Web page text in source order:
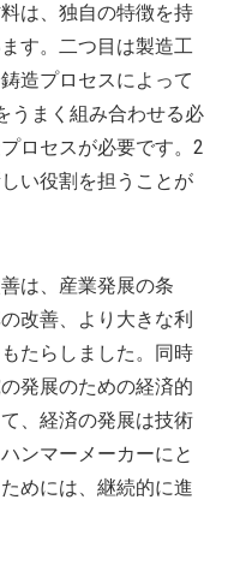
は、独自の特徴を持
す。二つ目は製造工
造プロセスによって
うまく組み合わせる必
ロセスが必要です。2
い役割を担うことが
は、産業発展の条
改善、より大きな利
たらしました。同時
発展のための経済的
、経済の発展は技術
ンマーメーカーにと
めには、継続的に進